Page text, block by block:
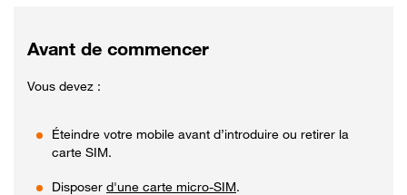
Avant de commencer
Vous devez :
Éteindre votre mobile avant d’introduire ou retirer la
carte SIM.
Disposer d'une carte micro-SIM.